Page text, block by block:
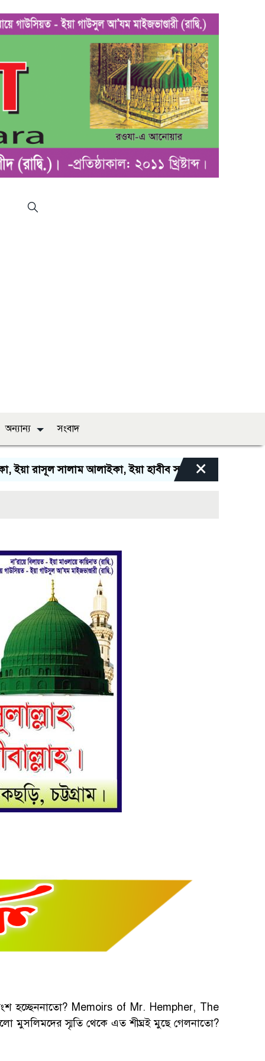
অন্যান্য সংবাদ
সালাম আলাইকা, ইয়া হাবীব সালাম আলাইকা,
×
অংশ হচ্ছেননাতো? Memoirs of Mr. Hempher, The
স্মৃতি থেকে এত শীঘ্রই মুছে গেলনাতো?